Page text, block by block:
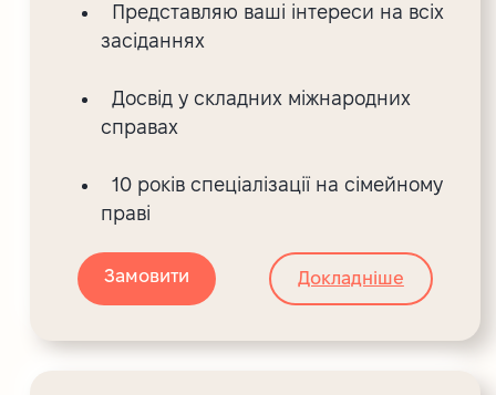
Представляю ваші інтереси на всіх
засіданнях
Досвід у складних міжнародних
справах
10 років спеціалізації на сімейному
праві
Замовити Докладніше